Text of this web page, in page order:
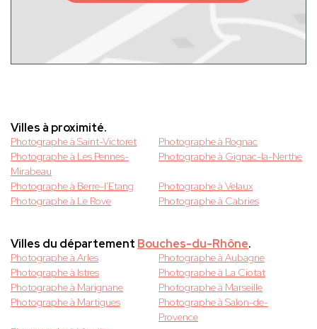
Villes à proximité.
Photographe à Saint-Victoret
Photographe à Rognac
Photographe à Les Pennes-
Mirabeau
Photographe à Gignac-la-Nerthe
Photographe à Berre-l'Etang
Photographe à Velaux
Photographe à Le Rove
Photographe à Cabries
Villes du département Bouches-du-Rhône.
Photographe à Arles
Photographe à Aubagne
Photographe à Istres
Photographe à La Ciotat
Photographe à Marignane
Photographe à Marseille
Photographe à Martigues
Photographe à Salon-de-
Provence